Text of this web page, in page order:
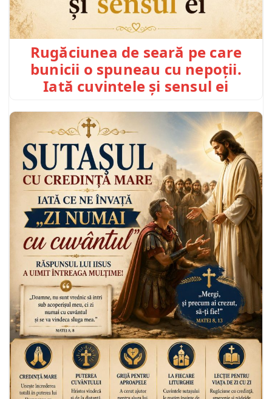
Rugăciunea de seară pe care
bunicii o spuneau cu nepoții.
Iată cuvintele și sensul ei